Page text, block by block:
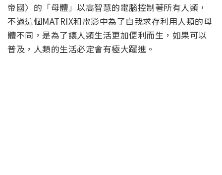
帝國〉的「母體」以高智慧的電腦控制著所有人類，
不過這個MATRIX和電影中為了自我求存利用人類的母
體不同，是為了讓人類生活更加便利而生，如果可以
普及，人類的生活必定會有極大躍進。